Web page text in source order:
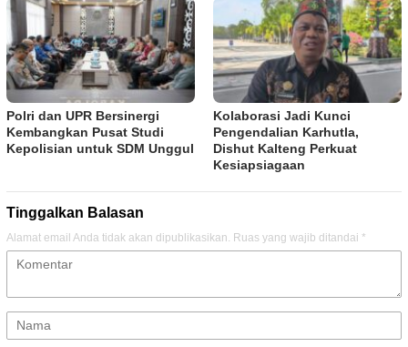
Polri dan UPR Bersinergi
Kembangkan Pusat Studi
Kepolisian untuk SDM Unggul
Kolaborasi Jadi Kunci
Pengendalian Karhutla,
Dishut Kalteng Perkuat
Kesiapsiagaan
Tinggalkan Balasan
Alamat email Anda tidak akan dipublikasikan. Ruas yang wajib ditandai *